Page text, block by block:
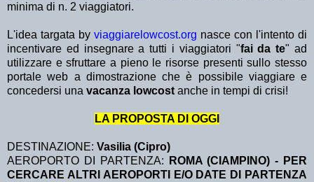
minima di n. 2 viaggiatori.
L'idea targata by viaggiarelowcost.org nasce con l'intento di
incentivare ed insegnare a tutti i viaggiatori "fai da te" ad
utilizzare e sfruttare a pieno le risorse presenti sullo stesso
portale web a dimostrazione che è possibile viaggiare e
concedersi una vacanza lowcost anche in tempi di crisi!
LA PROPOSTA DI OGGI
DESTINAZIONE: Vasilia (Cipro)
AEROPORTO DI PARTENZA:
ROMA (CIAMPINO) - PER
CERCARE ALTRI AEROPORTI E/O DATE DI PARTENZA